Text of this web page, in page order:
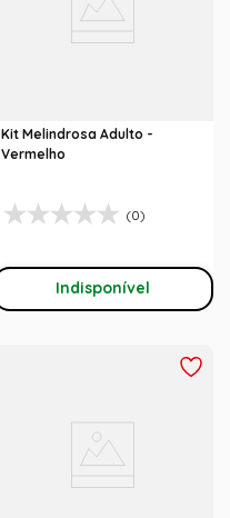
Kit Melindrosa Adulto -
Vermelho
(0)
Indisponível